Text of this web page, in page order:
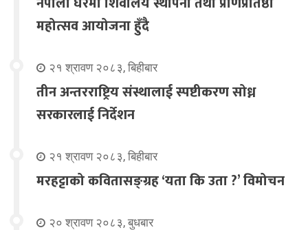
महोत्सव आयोजना हुँदै
२१ श्रावण २०८३, बिहीबार
तीन अन्तरराष्ट्रिय संस्थालाई स्पष्टीकरण सोध्न
सरकारलाई निर्देशन
२१ श्रावण २०८३, बिहीबार
मरहट्टाको कवितासङ्ग्रह ‘यता कि उता ?’ विमोचन
२० श्रावण २०८३, बुधबार